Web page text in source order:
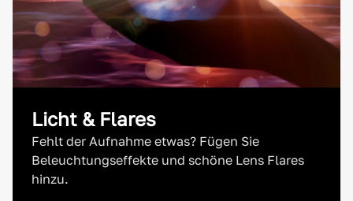
Licht & Flares
Fehlt der Aufnahme etwas? Fügen Sie
Beleuchtungseffekte und schöne Lens Flares
hinzu.